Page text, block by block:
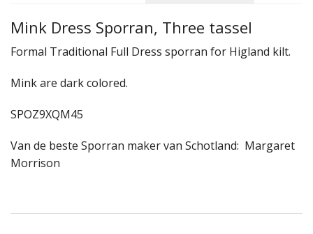
Mink Dress Sporran, Three tassel
Formal Traditional Full Dress sporran for Higland kilt.
Mink are dark colored.
SPOZ9XQM45
Van de beste Sporran maker van Schotland: Margaret
Morrison